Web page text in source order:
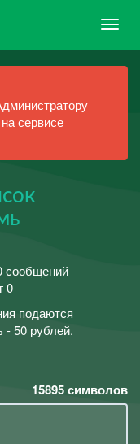
сервисе
сообщений
0
подаются
50 рублей.
15895символов